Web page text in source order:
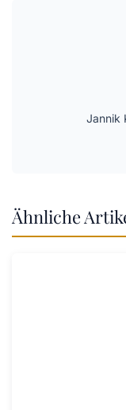
Jannik
Ähnliche